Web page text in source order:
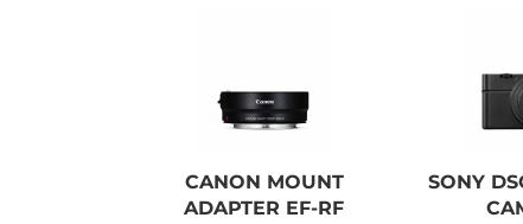
CANON MOUNT
ADAPTER EF-RF
SONY